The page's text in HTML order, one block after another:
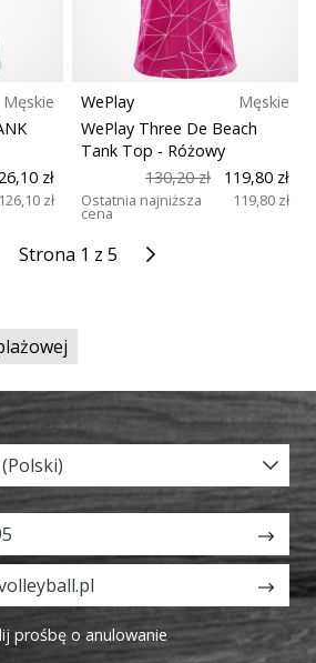
Męskie
zł
126,10 zł
WePlay
Męskie
WePlay Three De Beach
Tank Top - Różowy
130,20 zł
119,80 zł
Ostatnia najniższa
cena
119,80 zł
Strona 1 z 5 Kolejny
prośbę o anulowanie